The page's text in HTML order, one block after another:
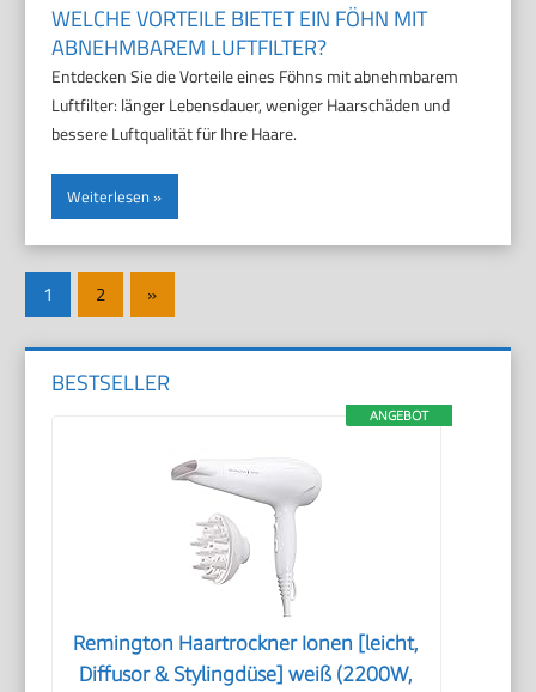
WELCHE VORTEILE BIETET EIN FÖHN MIT
ABNEHMBAREM LUFTFILTER?
Entdecken Sie die Vorteile eines Föhns mit abnehmbarem
Luftfilter: länger Lebensdauer, weniger Haarschäden und
bessere Luftqualität für Ihre Haare.
Weiterlesen
Seitennummerierung
der
Beiträge
1 2
Nächste
Beiträge
»
BESTSELLER
ANGEBOT
Remington Haartrockner Ionen [leicht,
Diffusor & Stylingdüse] weiß (2200W,